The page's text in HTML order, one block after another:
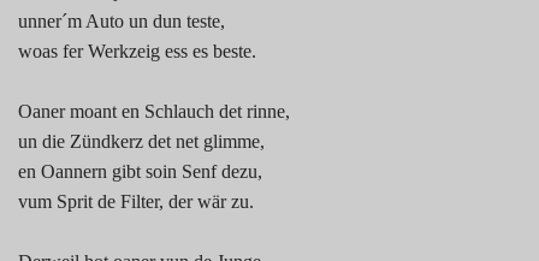
unner´m Auto un dun teste,
woas fer Werkzeig ess es beste.
Oaner moant en Schlauch det rinne,
un die Zündkerz det net glimme,
en Oannern gibt soin Senf dezu,
vum Sprit de Filter, der wär zu.